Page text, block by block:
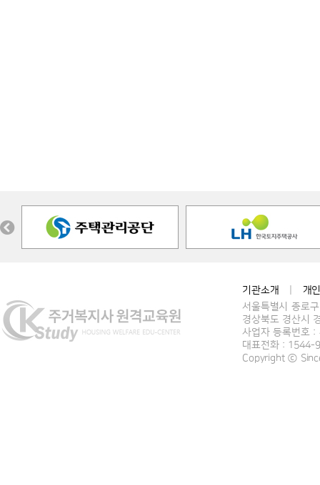
기관소개
개
서울특별시 종로
경상북도 경산시
사업자 등록번호
대표전화 : 1544-
Copyright ⓒ